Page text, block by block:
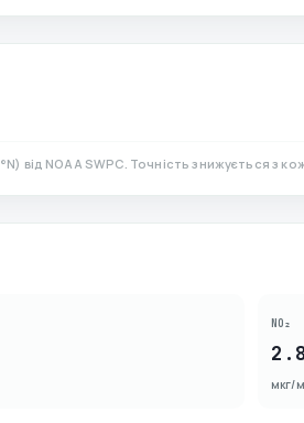
°N) від NOAA SWPC. Точність знижується з
NO₂
мкг/